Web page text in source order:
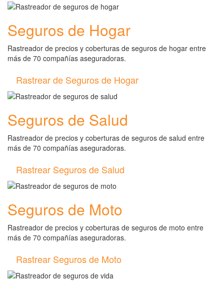
Seguros de Hogar
Rastreador de precios y coberturas de seguros de hogar entre
más de 70 compañías aseguradoras.
Rastrear de Seguros de Hogar
Seguros de Salud
Rastreador de precios y coberturas de seguros de salud entre
más de 70 compañías aseguradoras.
Rastrear Seguros de Salud
Seguros de Moto
Rastreador de precios y coberturas de seguros de moto entre
más de 70 compañías aseguradoras.
Rastrear Seguros de Moto